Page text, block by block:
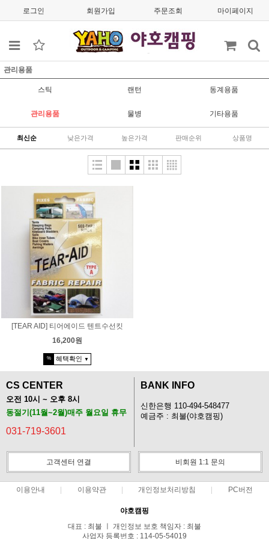
로그인 회원가입 주문조회 마이페이지
관리용품
스틱 랜턴 동계용품
관리용품 물병 기타용품
최신순 낮은가격 높은가격 판매순위 상품명
[TEAR AID] 티어에이드 텐트수선킷
16,200원
% 혜택확인 ▼
CS CENTER
오전 10시 ~ 오후 8시
동절기(11월~2월)매주 월요일 휴무
031-719-3601
BANK INFO
신한은행 110-494-548477
예금주 : 최불(야호캠핑)
고객센터 연결 비회원 1:1 문의
이용안내 이용약관 개인정보처리방침 PC버전
야호캠핑
대표 : 최불 ㅣ 개인정보 보호 책임자 : 최불
사업자 등록번호 : 114-05-54019